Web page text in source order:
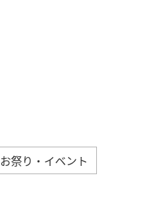
お祭り・イベント